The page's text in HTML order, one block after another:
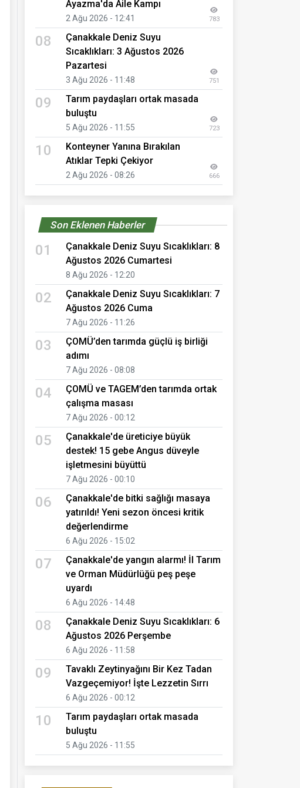
Ayazma'da Aile Kampı
2 Ağu 2026 - 12:41 783
08
Çanakkale Deniz Suyu
Sıcaklıkları: 3 Ağustos 2026
Pazartesi
3 Ağu 2026 - 11:48 751
09
Tarım paydaşları ortak masada
buluştu
5 Ağu 2026 - 11:55 723
10
Konteyner Yanına Bırakılan
Atıklar Tepki Çekiyor
2 Ağu 2026 - 08:26 666
Son Eklenen Haberler
01
Çanakkale Deniz Suyu Sıcaklıkları: 8
Ağustos 2026 Cumartesi
8 Ağu 2026 - 12:20
02
Çanakkale Deniz Suyu Sıcaklıkları: 7
Ağustos 2026 Cuma
7 Ağu 2026 - 11:26
03
ÇOMÜ’den tarımda güçlü iş birliği
adımı
7 Ağu 2026 - 08:08
04
ÇOMÜ ve TAGEM’den tarımda ortak
çalışma masası
7 Ağu 2026 - 00:12
05
Çanakkale'de üreticiye büyük
destek! 15 gebe Angus düveyle
işletmesini büyüttü
7 Ağu 2026 - 00:10
06
Çanakkale'de bitki sağlığı masaya
yatırıldı! Yeni sezon öncesi kritik
değerlendirme
6 Ağu 2026 - 15:02
07
Çanakkale'de yangın alarmı! İl Tarım
ve Orman Müdürlüğü peş peşe
uyardı
6 Ağu 2026 - 14:48
08
Çanakkale Deniz Suyu Sıcaklıkları: 6
Ağustos 2026 Perşembe
6 Ağu 2026 - 11:58
09
Tavaklı Zeytinyağını Bir Kez Tadan
Vazgeçemiyor! İşte Lezzetin Sırrı
6 Ağu 2026 - 00:12
10
Tarım paydaşları ortak masada
buluştu
5 Ağu 2026 - 11:55